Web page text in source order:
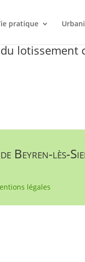
pratique
lotissement
Beyren-lès-
légales